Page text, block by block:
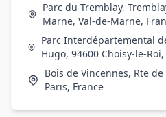
Parc du Tremblay,
Marne, Val-de-Marne,
Parc Interdépartemental
Hugo, 94600 Choisy-le-
Bois de Vincennes, Rte
Paris, France